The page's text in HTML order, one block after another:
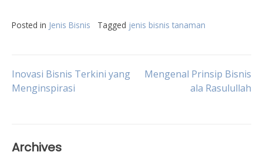
Posted in Jenis Bisnis Tagged jenis bisnis tanaman
Post
Inovasi Bisnis Terkini yang
Menginspirasi
Mengenal Prinsip Bisnis
ala Rasulullah
Archives